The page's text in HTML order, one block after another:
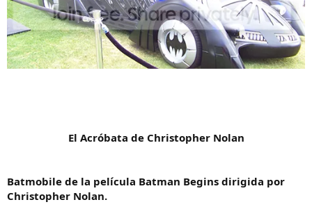
El Acróbata de Christopher Nolan
Batmobile de la película Batman Begins dirigida por
Christopher Nolan.